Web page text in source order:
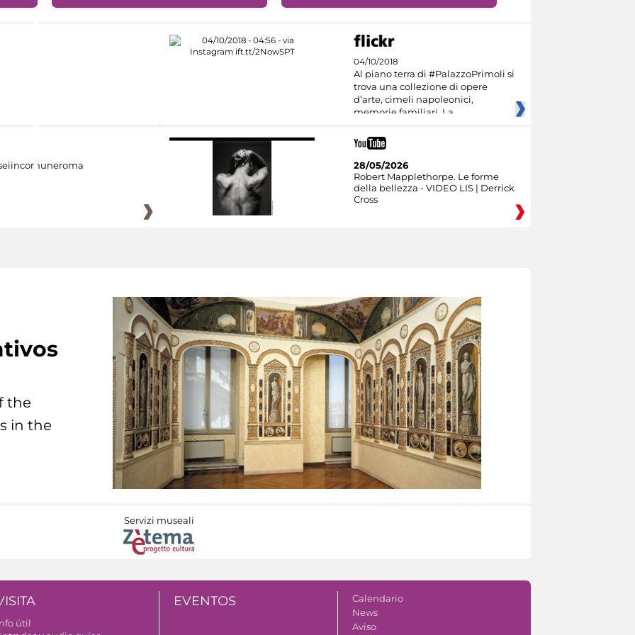
04/10/2018
Al piano terra di #PalazzoPrimoli si
trova una collezione di opere
d’arte, cimeli napoleonici,
memorie familiari. La
28/05/2026
Robert Mapplethorpe. Le forme
della bellezza - VIDEO LIS | Derrick
Cross
the
in the
Servizi museali
útil
EVENTOS
Calendario
News
Aviso